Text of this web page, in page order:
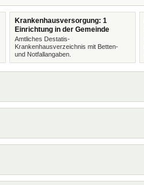
Krankenhausversorgung: 1
Einrichtung in der Gemeinde
Amtliches Destatis-
Krankenhausverzeichnis mit Betten-
und Notfallangaben.